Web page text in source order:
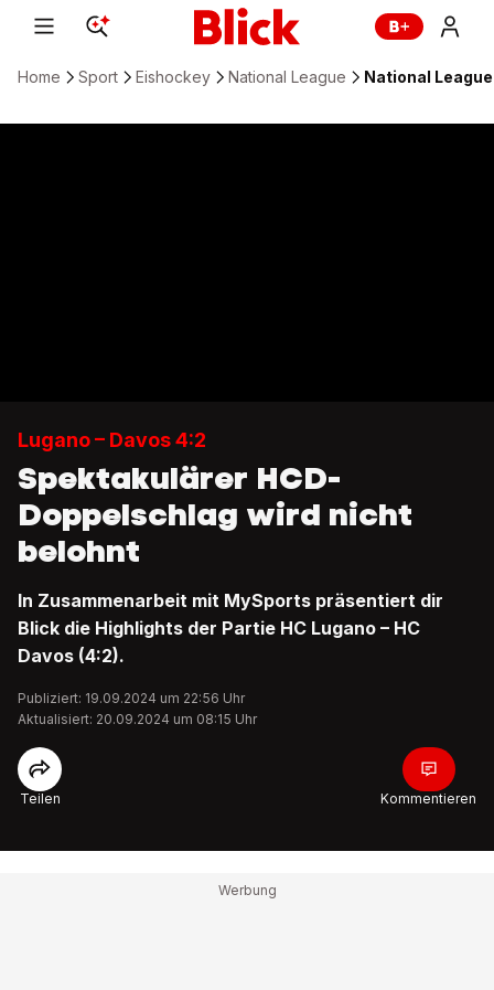
Home Sport Eishockey National League National
Lugano – Davos 4:2
Spektakulärer HCD-
Doppelschlag wird nicht
belohnt
In Zusammenarbeit mit MySports präsentiert dir
Blick die Highlights der Partie HC Lugano – HC
Davos (4:2).
Publiziert: 19.09.2024 um 22:56 Uhr
Aktualisiert: 20.09.2024 um 08:15 Uhr
Teilen Kommentieren